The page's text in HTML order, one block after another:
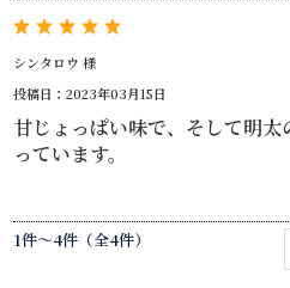
シンタロウ 様
投稿日：2023年03月15日
甘じょっぱい味で、そして明
っています。
1件～4件（全4件）